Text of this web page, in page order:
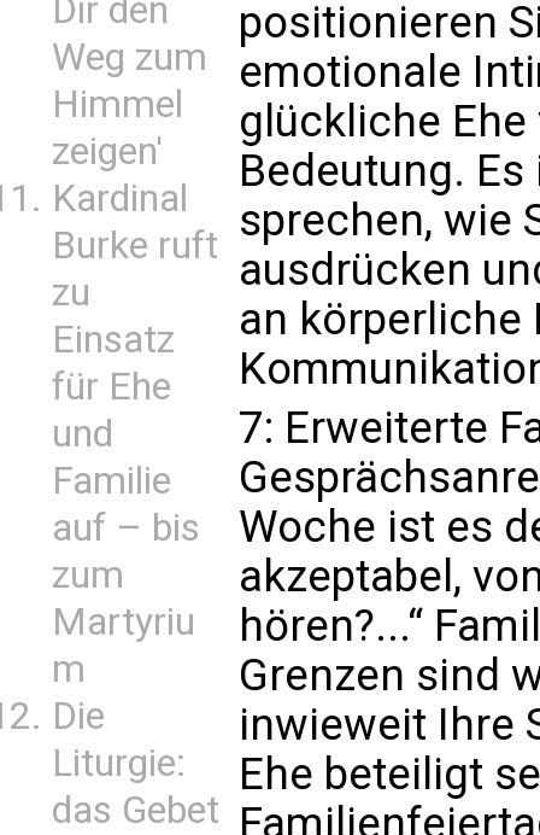
Dir den
Weg zum
Himmel
zeigen'
Kardinal
Burke ruft
zu
Einsatz
für Ehe
und
Familie
auf – bis
zum
Martyriu
m
Die
Liturgie:
das Gebet
positionieren
emotionale
glückliche
Bedeutung.
sprechen, wie
ausdrücken
an körperliche
7: Erweiterte
Woche ist es
akzeptabel,
hören?...“
Grenzen sind
inwieweit Ihre
Ehe beteiligt